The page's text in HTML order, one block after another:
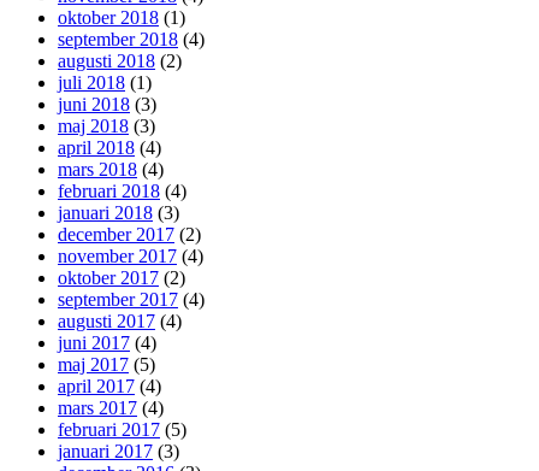
oktober 2018 (1)
september 2018 (4)
augusti 2018 (2)
juli 2018 (1)
juni 2018 (3)
maj 2018 (3)
april 2018 (4)
mars 2018 (4)
februari 2018 (4)
januari 2018 (3)
december 2017 (2)
november 2017 (4)
oktober 2017 (2)
september 2017 (4)
augusti 2017 (4)
juni 2017 (4)
maj 2017 (5)
april 2017 (4)
mars 2017 (4)
februari 2017 (5)
januari 2017 (3)